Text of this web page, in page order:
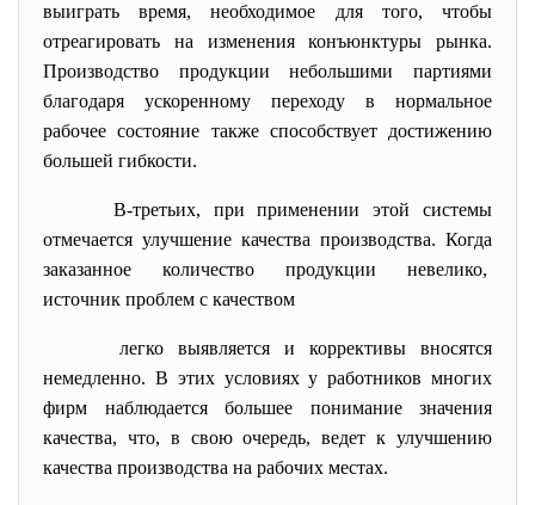
выиграть время, необходимое для того, чтобы
отреагировать на изменения конъюнктуры рынка.
Производство продукции небольшими партиями
благодаря ускоренному переходу в нормальное
рабочее состояние также способствует достижению
большей гибкости.
В-третьих, при применении этой системы
отмечается улучшение качества производства. Когда
заказанное количество продукции невелико,
источник проблем с качеством
легко выявляется и коррективы вносятся
немедленно. В этих условиях у работников многих
фирм наблюдается большее понимание значения
качества, что, в свою очередь, ведет к улучшению
качества производства на рабочих местах.